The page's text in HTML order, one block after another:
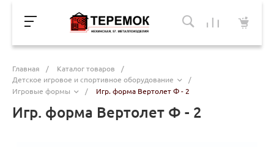
Главная / Каталог товаров
/
Детское игровое и спортивное оборудование
/
Игровые формы
/ Игр. форма Вертолет Ф - 2
Игр. форма Вертолет Ф - 2